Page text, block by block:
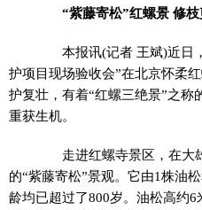
“紫藤寄松”红螺景 修枝
本报讯(记者 王斌)近日
护项目现场验收会”在北京怀柔
护复壮，有着“红螺三绝景”之称
重获生机。
走进红螺寺景区，在大
的“紫藤寄松”景观。它由1株油
龄均已超过了800岁。油松高约